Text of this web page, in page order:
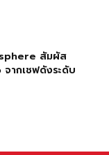
สัมผัส
ากเชฟดังระดับ